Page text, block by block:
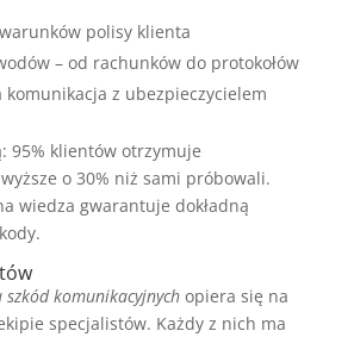
polisy klienta
– od rachunków do protokołów
komunikacja z ubezpieczycielem
95% klientów otrzymuje
o 30% niż sami próbowali.
wiedza gwarantuje dokładną
komunikacyjnychopiera się na
specjalistów. Każdy z nich ma